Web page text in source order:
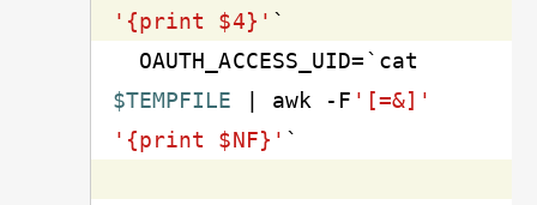
'{print $4}'
$TEMPFILE | awk -F '[=&]'
'{print $NF}'